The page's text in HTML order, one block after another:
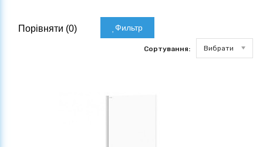
Порівняти (0) Фильтр
Сортування: Вибрати